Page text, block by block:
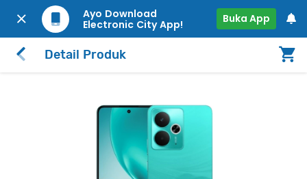
Ayo Download
Electronic City App!
Buka App
Detail Produk